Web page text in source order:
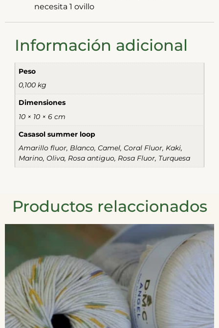
necesita 1 ovillo
Información adicional
Peso
0,100 kg
Dimensiones
10 × 10 × 6 cm
Casasol summer loop
Amarillo fluor, Blanco, Camel, Coral Fluor, Kaki,
Marino, Oliva, Rosa antiguo, Rosa Fluor, Turquesa
Productos relaccionados